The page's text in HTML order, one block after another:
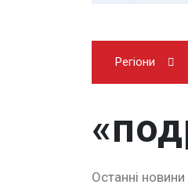
Регіони
Останні